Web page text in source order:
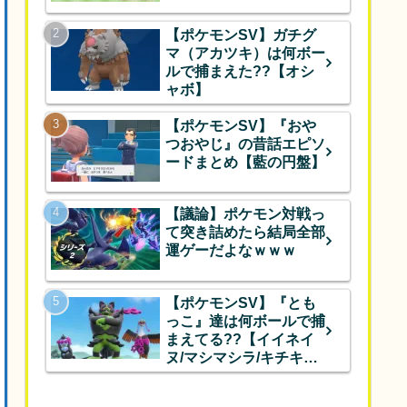
【ポケモンSV】ガチグ
マ（アカツキ）は何ボー
ルで捕まえた??【オシ
ャボ】
【ポケモンSV】『おや
つおやじ』の昔話エピソ
ードまとめ【藍の円盤】
【議論】ポケモン対戦っ
て突き詰めたら結局全部
運ゲーだよなｗｗｗ
【ポケモンSV】『とも
っこ』達は何ボールで捕
まえてる??【イイネイ
ヌ/マシマシラ/キチキギ
ス/オシャボ】